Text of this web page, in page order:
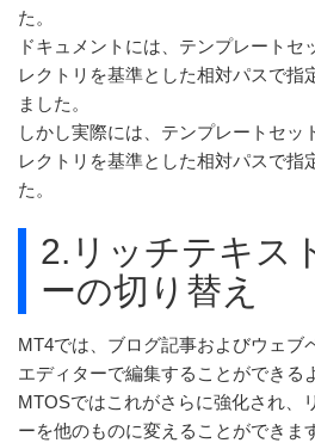
た。
ドキュメントには、テンプレートセ
レクトリを基準とした相対パスで指
ました。
しかし実際には、テンプレートセッ
レクトリを基準とした相対パスで指
た。
2.リッチテキス
ーの切り替え
MT4では、ブログ記事およびウェブ
エディターで編集することができる
MTOSではこれがさらに強化され、
ーを他のものに変えることができま